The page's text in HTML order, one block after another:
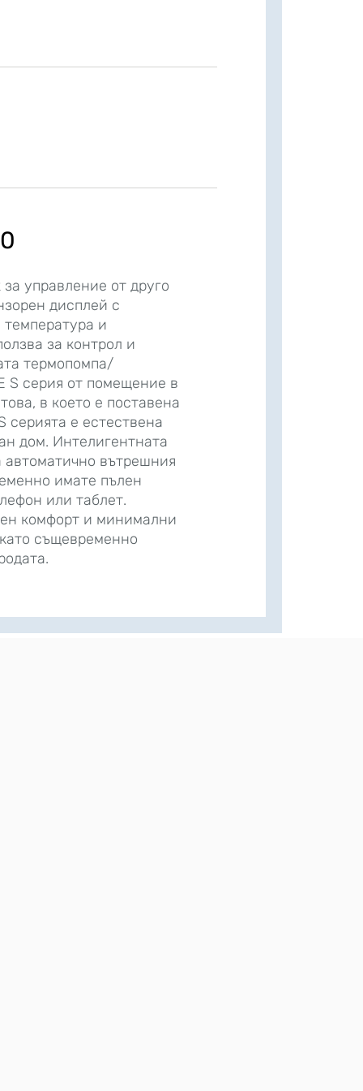
управление от друго
дисплей с
и
за контрол и
термопомпа/
S серия от помещение в
в което е поставена
серията е естествена
дом. Интелигентната
автоматично вътрешния
имате пълен
или таблет.
комфорт и минимални
същевременно